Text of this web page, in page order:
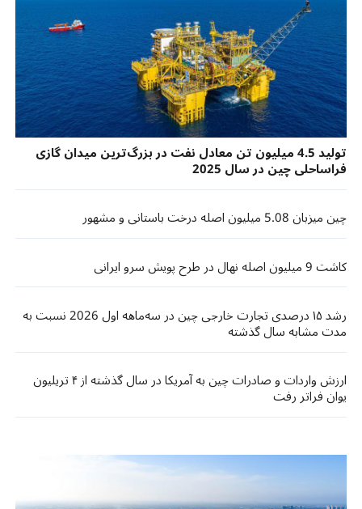
تولید 4.5 میلیون تن معادل نفت در بزرگ‌ترین میدان گازی
فراساحلی چین در سال 2025
چین میزبان 5.08 میلیون اصله درخت باستانی و مشهور
کاشت 9 میلیون اصله نهال در طرح پویش سرو ایرانی
رشد ۱۵ درصدی تجارت خارجی چین در سه‌ماهه اول 2026 نسبت به
مدت مشابه سال گذشته
ارزش واردات و صادرات چین به آمریکا در سال گذشته از ۴ تریلیون
یوان فراتر رفت